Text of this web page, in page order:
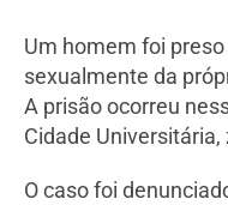
Um homem foi
sexualmente da
A prisão ocorreu
Cidade
O caso foi